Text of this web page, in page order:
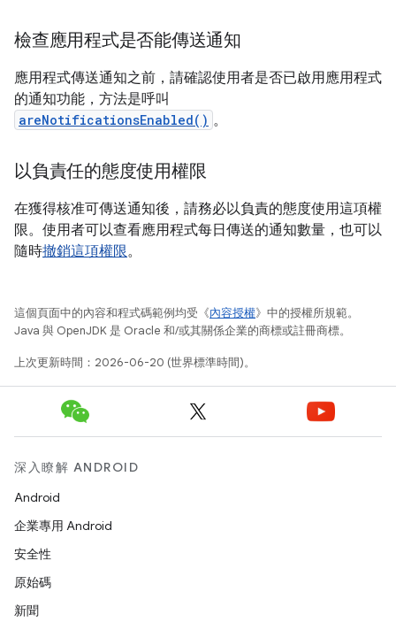
檢查應用程式是否能傳送通知
應用程式傳送通知之前，請確認使用者是否已啟用應用程式
的通知功能，方法是呼叫
areNotificationsEnabled() 。
以負責任的態度使用權限
在獲得核准可傳送通知後，請務必以負責的態度使用這項權
限。使用者可以查看應用程式每日傳送的通知數量，也可以
隨時撤銷這項權限。
這個頁面中的內容和程式碼範例均受《內容授權》中的授權所規範。
Java 與 OpenJDK 是 Oracle 和/或其關係企業的商標或註冊商標。
上次更新時間：2026-06-20 (世界標準時間)。
深入瞭解 ANDROID
Android
企業專用 Android
安全性
原始碼
新聞